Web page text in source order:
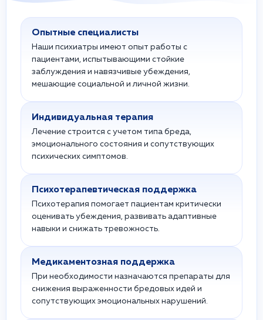
Опытные специалисты
Наши психиатры имеют опыт работы с
пациентами, испытывающими стойкие
заблуждения и навязчивые убеждения,
мешающие социальной и личной жизни.
Индивидуальная терапия
Лечение строится с учетом типа бреда,
эмоционального состояния и сопутствующих
психических симптомов.
Психотерапевтическая поддержка
Психотерапия помогает пациентам критически
оценивать убеждения, развивать адаптивные
навыки и снижать тревожность.
Медикаментозная поддержка
При необходимости назначаются препараты для
снижения выраженности бредовых идей и
сопутствующих эмоциональных нарушений.